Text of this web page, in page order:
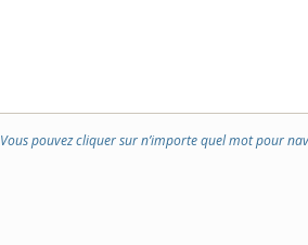
Vous pouvez cliquer sur n’importe quel mot pour